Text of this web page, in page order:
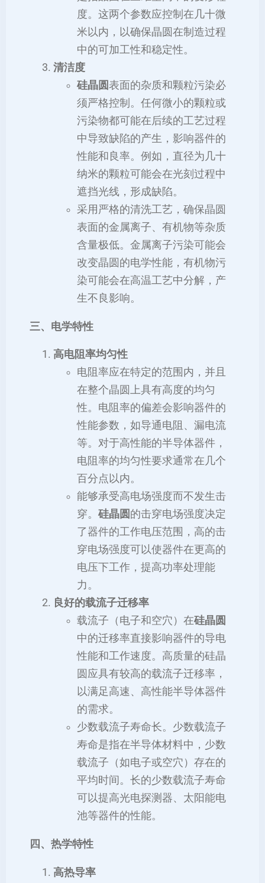
度。这两个参数应控制在几十微
米以内，以确保晶圆在制造过程
中的可加工性和稳定性。
清洁度
硅晶圆表面的杂质和颗粒污染必
须严格控制。任何微小的颗粒或
污染物都可能在后续的工艺过程
中导致缺陷的产生，影响器件的
性能和良率。例如，直径为几十
纳米的颗粒可能会在光刻过程中
遮挡光线，形成缺陷。
采用严格的清洗工艺，确保晶圆
表面的金属离子、有机物等杂质
含量极低。金属离子污染可能会
改变晶圆的电学性能，有机物污
染可能会在高温工艺中分解，产
生不良影响。
三、电学特性
高电阻率均匀性
电阻率应在特定的范围内，并且
在整个晶圆上具有高度的均匀
性。电阻率的偏差会影响器件的
性能参数，如导通电阻、漏电流
等。对于高性能的半导体器件，
电阻率的均匀性要求通常在几个
百分点以内。
能够承受高电场强度而不发生击
穿。 硅晶圆 的击穿电场强度决定
了器件的工作电压范围，高的击
穿电场强度可以使器件在更高的
电压下工作，提高功率处理能
力。
良好的载流子迁移率
载流子（电子和空穴）在硅晶圆
中的迁移率直接影响器件的导电
性能和工作速度。高质量的硅晶
圆应具有较高的载流子迁移率，
以满足高速、高性能半导体器件
的需求。
少数载流子寿命长。少数载流子
寿命是指在半导体材料中，少数
载流子（如电子或空穴）存在的
平均时间。长的少数载流子寿命
可以提高光电探测器、太阳能电
池等器件的性能。
四、热学特性
高热导率